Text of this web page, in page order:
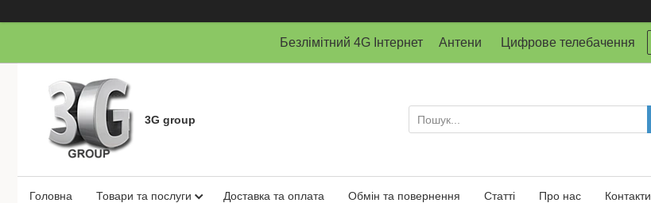
Безлімітний 4G Інтернет Антени Цифрове телебачення
3G group
Головна Товари та послуги Доставка та оплата Обмін та повернення Статті Про нас Контакти